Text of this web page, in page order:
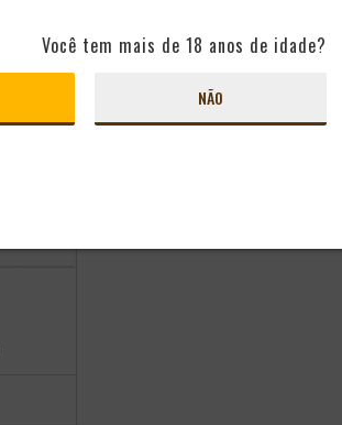
Você tem mais de 18 anos de idade?
NÃO